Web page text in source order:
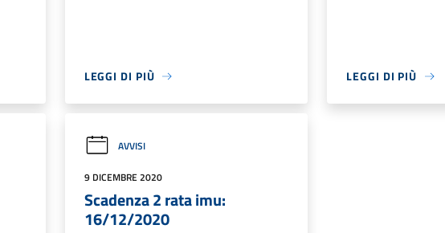
LEGGI DI PIÙ LEGGI DI PIÙ
AVVISI
9 DICEMBRE 2020
Scadenza 2 rata imu:
16/12/2020